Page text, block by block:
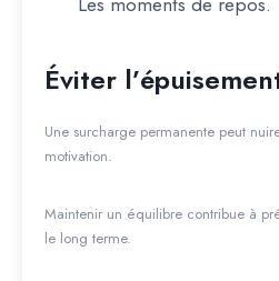
Éviter
Une surcharge permanente peut
motivation.
Maintenir un équilibre contribue à
le long terme.